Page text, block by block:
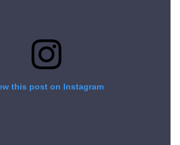
this post on Instagram